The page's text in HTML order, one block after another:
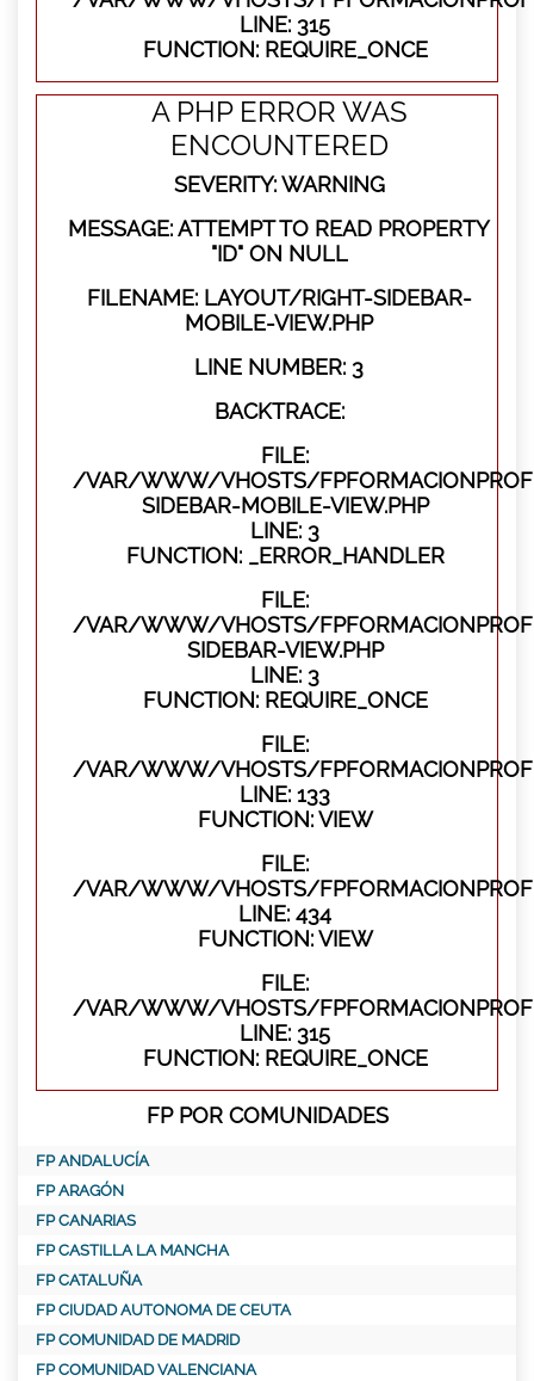
LINE: 315
FUNCTION: REQUIRE_ONCE
A PHP ERROR WAS
ENCOUNTERED
SEVERITY: WARNING
MESSAGE: ATTEMPT TO READ PROPERTY
"ID" ON NULL
FILENAME: LAYOUT/RIGHT-SIDEBAR-
MOBILE-VIEW.PHP
LINE NUMBER: 3
BACKTRACE:
FILE:
/VAR/WWW/VHOSTS/
SIDEBAR-MOBILE-VIEW.PHP
LINE: 3
FUNCTION: _ERROR_HANDLER
FILE:
/VAR/WWW/VHOSTS/
SIDEBAR-VIEW.PHP
LINE: 3
FUNCTION: REQUIRE_ONCE
FILE:
/VAR/WWW/VHOSTS/
LINE: 133
FUNCTION: VIEW
FILE:
/VAR/WWW/VHOSTS/
LINE: 434
FUNCTION: VIEW
FILE:
/VAR/WWW/VHOSTS/
LINE: 315
FUNCTION: REQUIRE_ONCE
FP POR COMUNIDADES
FP ANDALUCÍA
FP ARAGÓN
FP CANARIAS
FP CASTILLA LA MANCHA
FP CATALUÑA
FP CIUDAD AUTONOMA DE CEUTA
FP COMUNIDAD DE MADRID
FP COMUNIDAD VALENCIANA